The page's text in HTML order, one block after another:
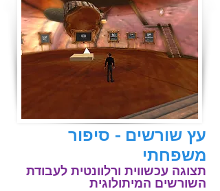
עץ שורשים - סיפור
משפחתי
תצוגה עכשווית ורלוונטית לעבודת
השורשים המיתולוגית